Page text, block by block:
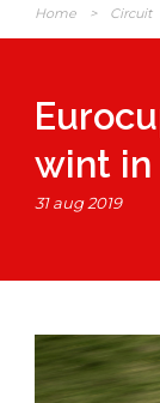
Home > Circuit
wint in
31 aug 2019